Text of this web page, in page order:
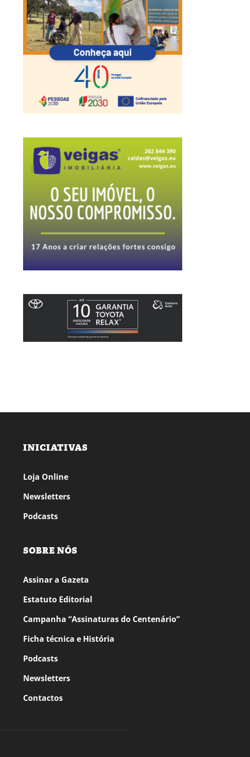
INICIATIVAS
Loja Online
Newsletters
Podcasts
SOBRE NÓS
Assinar a Gazeta
Estatuto Editorial
Campanha “Assinaturas do Centenário”
Ficha técnica e História
Podcasts
Newsletters
Contactos